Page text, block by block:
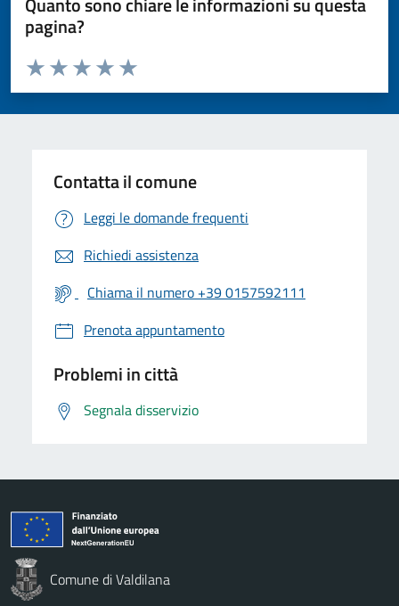
pagina?
Valuta da 1 a 5 stelle la pagina
Valuta 5 stelle su 5
Valuta 4 stelle su 5
Valuta 3 stelle su 5
Valuta 2 stelle su 5
Valuta 1 stelle su 5
Contatta il comune
Leggi le domande frequenti
Richiedi assistenza
Chiama il numero +39 0157592111
Prenota appuntamento
Problemi in città
Segnala disservizio
Comune di Valdilana